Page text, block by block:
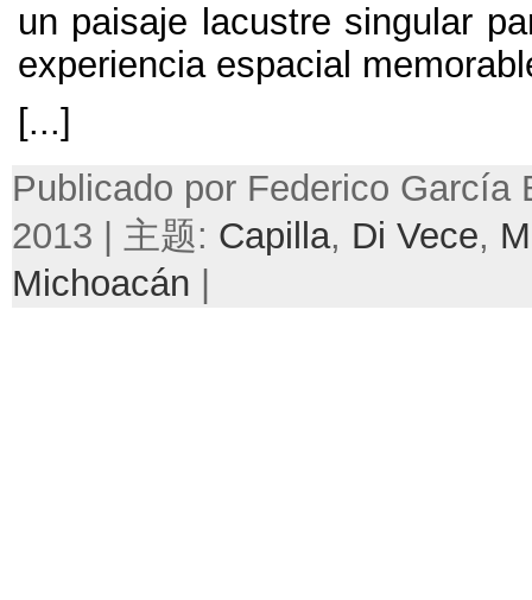
un paisaje lacustre singular
experiencia espacial
[...]
Publicado por Federico García
2013 | 主题: Capilla, Di Vece,
Michoacán